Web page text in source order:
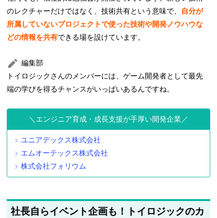
のレクチャーだけではなく、技術共有という意味で、
自分が
所属していないプロジェクトで使った技術や開発ノウハウな
どの情報を共有できる場を設けています。
編集部
トイロジックさんのメンバーには、ゲーム開発者として最先
端の学びを得るチャンスがいっぱいあるんですね。
エンジニア育成・成長支援が手厚い開発企業
ユニアデックス株式会社
エムオーテックス株式会社
株式会社フォリウム
社長自らイベント企画も！トイロジックのカ